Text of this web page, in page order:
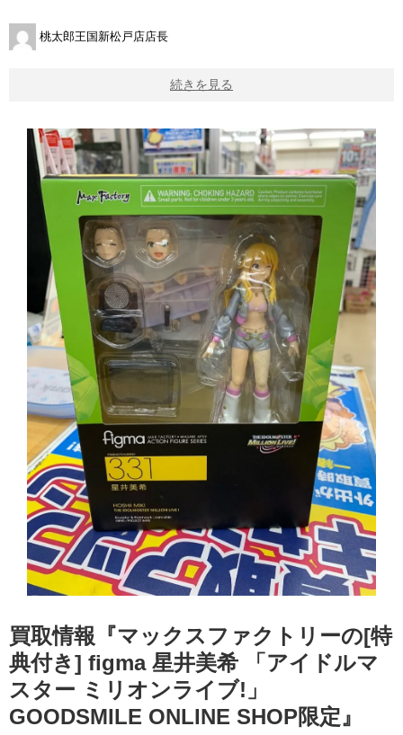
桃太郎王国新松戸店店長
続きを見る
買取情報『マックスファクトリーの[特
典付き] ​figma ​星井美希 ​「アイドルマ
スター ​ミリオンライブ!」 ​
GOODSMILE ​ONLINE ​SHOP限定』